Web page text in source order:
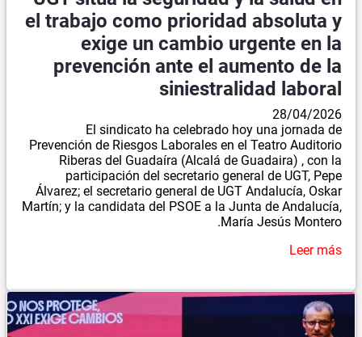
el trabajo como prioridad absoluta y
exige un cambio urgente en la
prevención ante el aumento de la
siniestralidad laboral
28/04/2026
El sindicato ha celebrado hoy una jornada de
Prevención de Riesgos Laborales en el Teatro Auditorio
Riberas del Guadaíra (Alcalá de Guadaira) , con la
participación del secretario general de UGT, Pepe
Álvarez; el secretario general de UGT Andalucía, Oskar
Martín; y la candidata del PSOE a la Junta de Andalucía,
María Jesús Montero.
Leer más